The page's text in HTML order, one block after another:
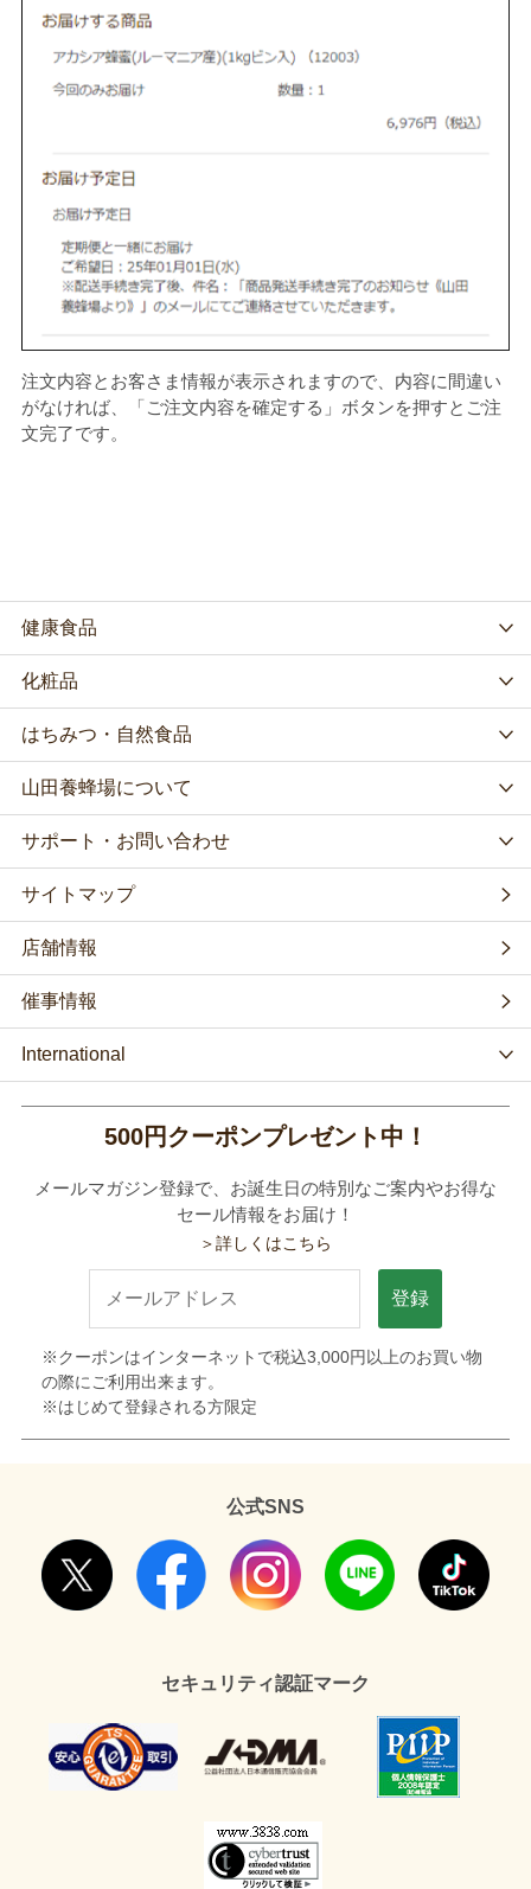
注文内容とお客さま情報が表示されますので、内容に間違い
がなければ、「ご注文内容を確定する」ボタンを押すとご注
文完了です。
健康食品
化粧品
はちみつ・自然食品
山田養蜂場について
サポート・お問い合わせ
サイトマップ
店舗情報
催事情報
International
500円クーポンプレゼント中！
メールマガジン登録で、お誕生日の特別なご案内やお得な
セール情報をお届け！
＞詳しくはこちら
登録
※クーポンはインターネットで税込3,000円以上のお買い物
の際にご利用出来ます。
※はじめて登録される方限定
公式SNS
セキュリティ認証マーク